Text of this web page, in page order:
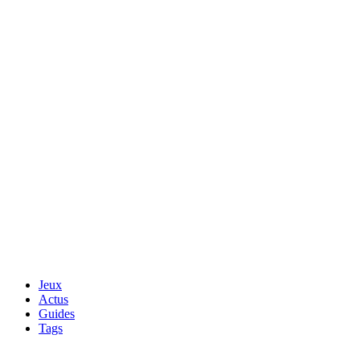
Jeux
Actus
Guides
Tags